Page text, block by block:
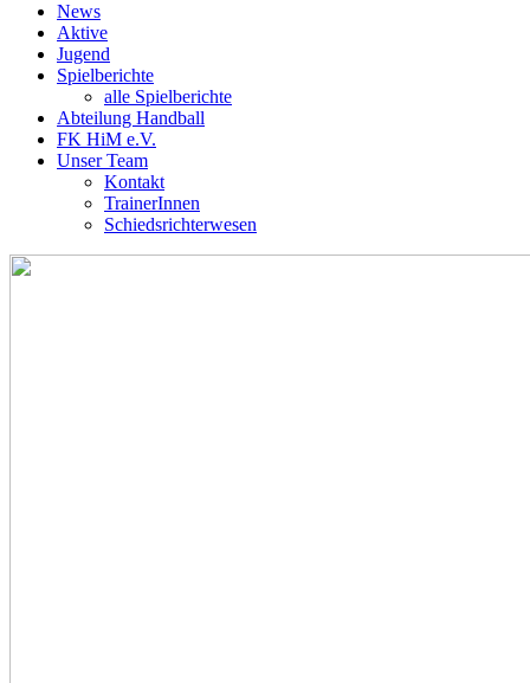
News
Aktive
Jugend
Spielberichte
alle Spielberichte
Abteilung Handball
FK HiM e.V.
Unser Team
Kontakt
TrainerInnen
Schiedsrichterwesen